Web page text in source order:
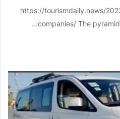
https://tourismdaily.news/
companies/ The